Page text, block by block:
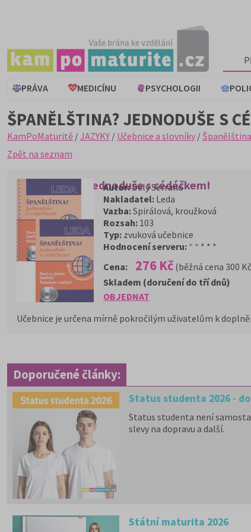
PRÁVA MEDICÍNU PSYCHOLOGII
ŠPANĚLŠTINA? JEDNODUŠE S
KamPoMaturitě /JAZYKY / Učebnice a slovníky / Španělština
Zpět na seznam
Španělština? Jednoduše s cédéčkem!
Autor:Dely Serrano
Nakladatel: Leda
Vazba:Spirálová, kroužková
Rozsah: 103
Typ: zvuková učebnice
Hodnocení serveru: * * * * *
Učebnice je určena mírně pokročilým uživatelům k
Cena: 276 Kč (běžná cena 300
OBJEDNAT
Skladem (doručení do tří dnů)
Doporučené články:
Status studenta 2026 -
Status studenta není
slevy na dopravu a další.
Státní maturita 2026